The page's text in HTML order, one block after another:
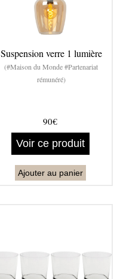
Suspension verre 1 lumière
(#Maison du Monde #Partenariat
rémunéré)
90€
Voir ce produit
Ajouter au panier